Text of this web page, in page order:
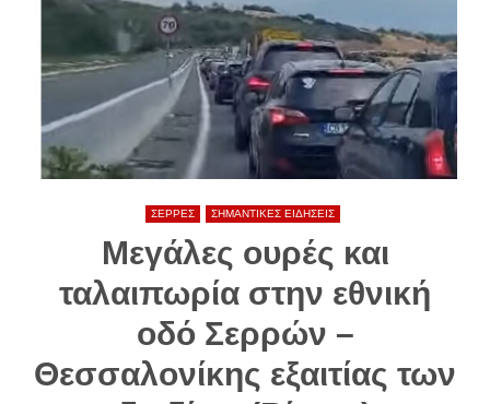
ΣΕΡΡΕΣ ΣΗΜΑΝΤΙΚΕΣ ΕΙΔΗΣΕΙΣ
Μεγάλες ουρές και
ταλαιπωρία στην εθνική
οδό Σερρών –
Θεσσαλονίκης εξαιτίας των